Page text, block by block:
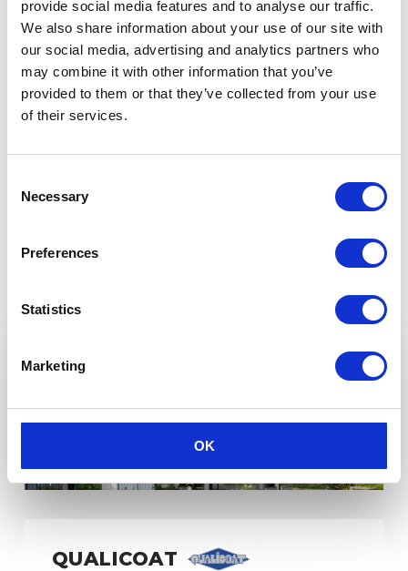
provide social media features and to analyse our traffic.
We also share information about your use of our site with
our social media, advertising and analytics partners who
may combine it with other information that you’ve
provided to them or that they’ve collected from your use
of their services.
Selection
Necessary
Preferences
Statistics
Marketing
OK
Weil wir überzeugt sind von dem, was wir
tun, gewähren wir Ihnen eine Garantie von
10 Jahren * auf die Pulverbeschichtung,
vorbehaltlich der jährlichen Wartung und
Reinigung mit der ALUXE Cleanbox.
*Ausführliche Informationen zu unserem
unseren Allgemeinen
to
the
next
QUALICOAT